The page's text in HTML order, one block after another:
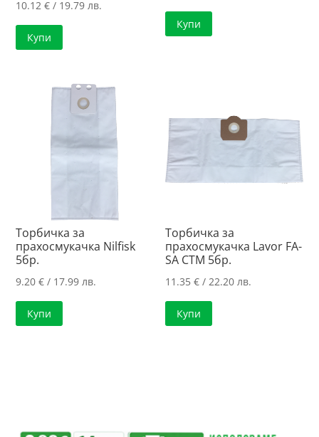
10.12€ / 19.79 лв.
Купи
Купи
Торбичка за
прахосмукачка Nilfisk
5бр.
9.20€ / 17.99 лв.
Купи
Торбичка за
прахосмукачка Lavor FA-
SA CTM 5бр.
11.35€ / 22.20 лв.
Купи